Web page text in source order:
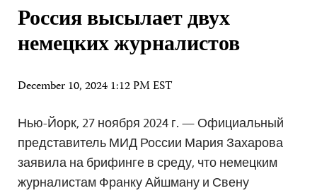
Россия высылает двух
немецких журналистов
December 10, 2024 1:12 PM EST
Нью-Йорк, 27 ноября 2024 г. — Официальный
представитель МИД России Мария Захарова
заявила на брифинге в среду, что немецким
журналистам Франку Айшману и Свену